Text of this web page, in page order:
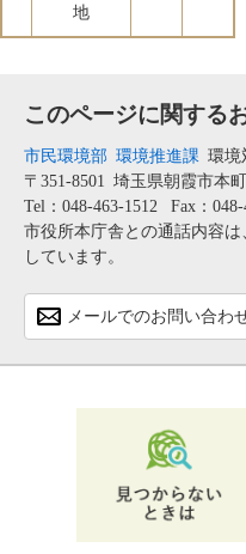
地
このページに関する
市民環境部 環境推進課 環境
〒351-8501 埼玉県朝霞市本
Tel：048-463-1512
Fax：
市役所本庁舎との通話内容
しています。
メールでのお問い合わ